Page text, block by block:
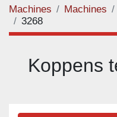
Machines Machines
3268
Koppens